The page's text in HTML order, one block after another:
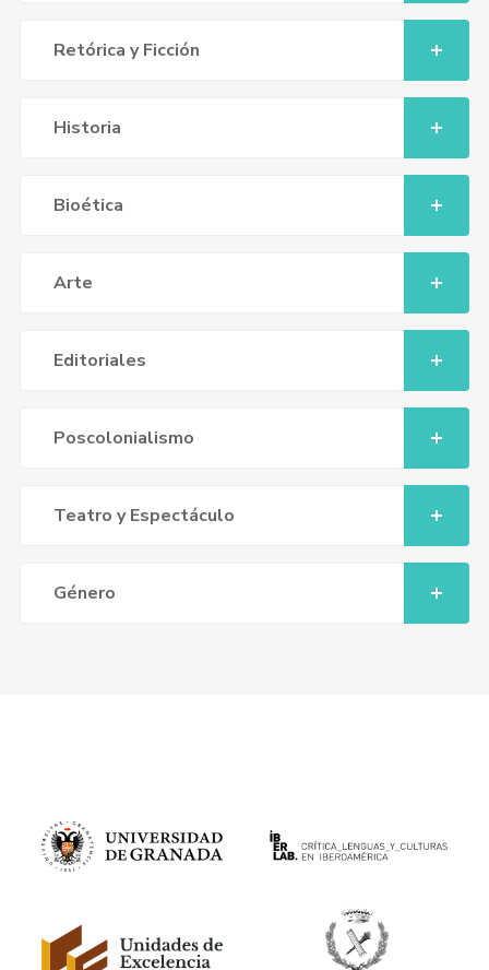
Retórica y Ficción
Historia
Bioética
Arte
Editoriales
Poscolonialismo
Teatro y Espectáculo
Género